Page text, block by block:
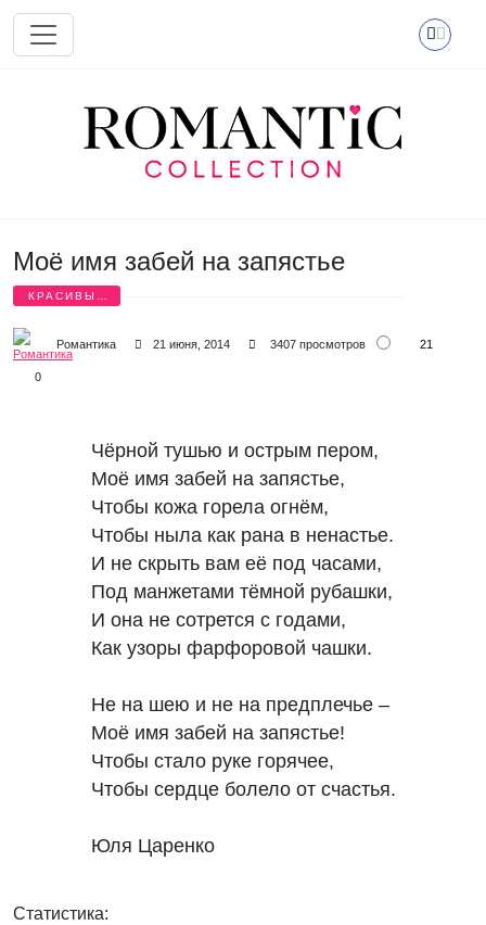
Перейти к основному содержанию
Моё имя забей на запястье
КРАСИВЫЕ
Романтика 21 июня, 2014 3407 просмотров 21
0
Чёрной тушью и острым пером,
Моё имя забей на запястье,
Чтобы кожа горела огнём,
Чтобы ныла как рана в ненастье.
И не скрыть вам её под часами,
Под манжетами тёмной рубашки,
И она не сотрется с годами,
Как узоры фарфоровой чашки.
Не на шею и не на предплечье –
Моё имя забей на запястье!
Чтобы стало руке горячее,
Чтобы сердце болело от счастья.
Юля Царенко
Статистика: